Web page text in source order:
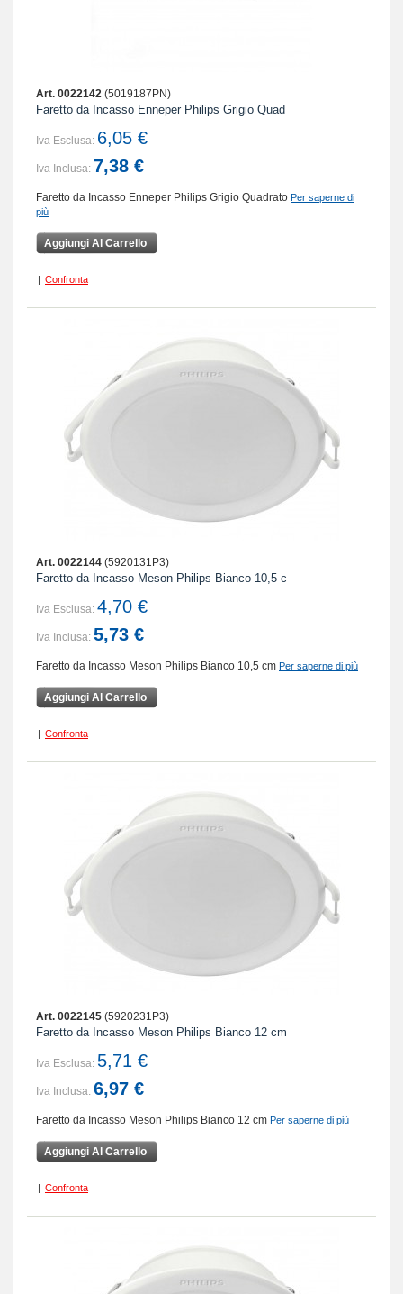
Art. 0022142 (5019187PN)
Faretto da Incasso Enneper Philips Grigio Quad
Iva Esclusa: 6,05 €
Iva Inclusa: 7,38 €
Faretto da Incasso Enneper Philips Grigio Quadrato Per saperne di
più
Aggiungi Al Carrello
| Confronta
Art. 0022144 (5920131P3)
Faretto da Incasso Meson Philips Bianco 10,5 c
Iva Esclusa: 4,70 €
Iva Inclusa: 5,73 €
Faretto da Incasso Meson Philips Bianco 10,5 cm Per saperne di più
Aggiungi Al Carrello
| Confronta
Art. 0022145 (5920231P3)
Faretto da Incasso Meson Philips Bianco 12 cm
Iva Esclusa: 5,71 €
Iva Inclusa: 6,97 €
Faretto da Incasso Meson Philips Bianco 12 cm Per saperne di più
Aggiungi Al Carrello
| Confronta